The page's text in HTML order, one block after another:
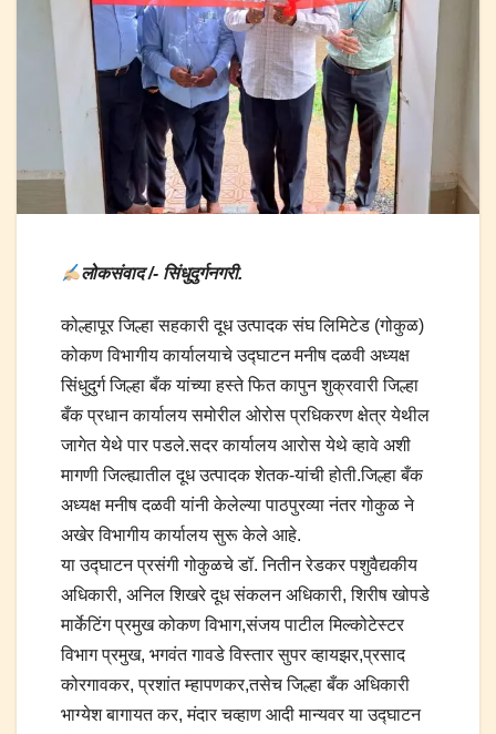
लोकसंवाद /- सिंधुदुर्गनगरी.
कोल्हापूर जिल्हा सहकारी दूध उत्पादक संघ लिमिटेड (गोकुळ)
कोकण विभागीय कार्यालयाचे उद्घाटन मनीष दळवी अध्यक्ष
सिंधुदुर्ग जिल्हा बँक यांच्या हस्ते फित कापुन शुक्रवारी जिल्हा
बँक प्रधान कार्यालय समोरील ओरोस प्रधिकरण क्षेत्र येथील
जागेत येथे पार पडले.सदर कार्यालय आरोस येथे व्हावे अशी
मागणी जिल्ह्यातील दूध उत्पादक शेतक-यांची होती.जिल्हा बँक
अध्यक्ष मनीष दळवी यांनी केलेल्या पाठपुरव्या नंतर गोकुळ ने
अखेर विभागीय कार्यालय सुरू केले आहे.
या उद्घाटन प्रसंगी गोकुळचे डॉ. नितीन रेडकर पशुवैद्यकीय
अधिकारी, अनिल शिखरे दूध संकलन अधिकारी, शिरीष खोपडे
मार्केटिंग प्रमुख कोकण विभाग,संजय पाटील मिल्कोटेस्टर
विभाग प्रमुख, भगवंत गावडे विस्तार सुपर व्हायझर,प्रसाद
कोरगावकर, प्रशांत म्हापणकर,तसेच जिल्हा बँक अधिकारी
भाग्येश बागायत कर, मंदार चव्हाण आदी मान्यवर या उद्घाटन